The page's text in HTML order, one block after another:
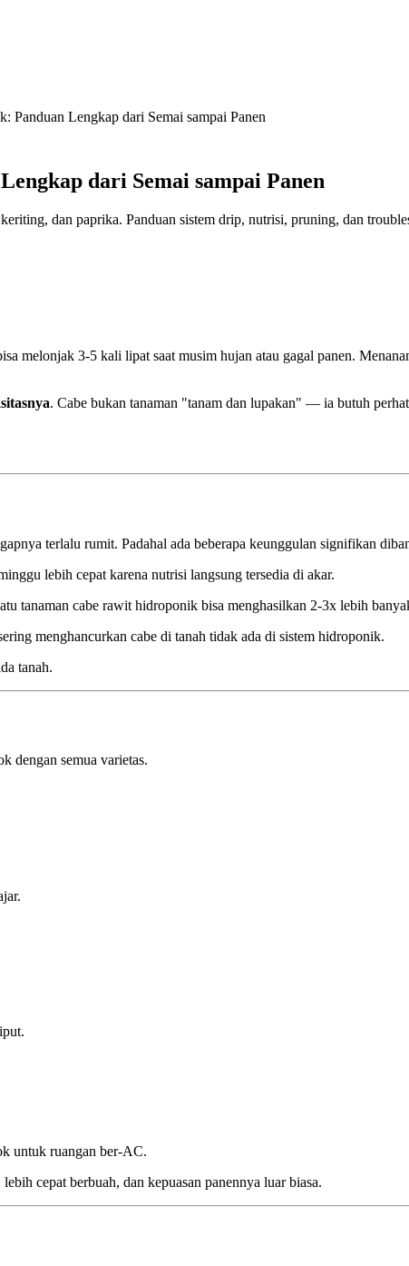
Panduan Lengkap dari Semai sampai Panen
dari Semai sampai Panen
dan paprika. Panduan sistem drip, nutrisi, pruning, dan
melonjak 3-5 kali lipat saat musim hujan atau gagal panen.
. Cabe bukan tanaman "tanam dan lupakan" — ia butuh
terlalu rumit. Padahal ada beberapa keunggulan signifikan
lebih cepat karena nutrisi langsung tersedia di akar.
tanaman cabe rawit hidroponik bisa menghasilkan 2-3x lebih
menghancurkan cabe di tanah tidak ada di sistem hidroponik.
tanah.
dengan semua varietas.
untuk ruangan ber-AC.
cepat berbuah, dan kepuasan panennya luar biasa.